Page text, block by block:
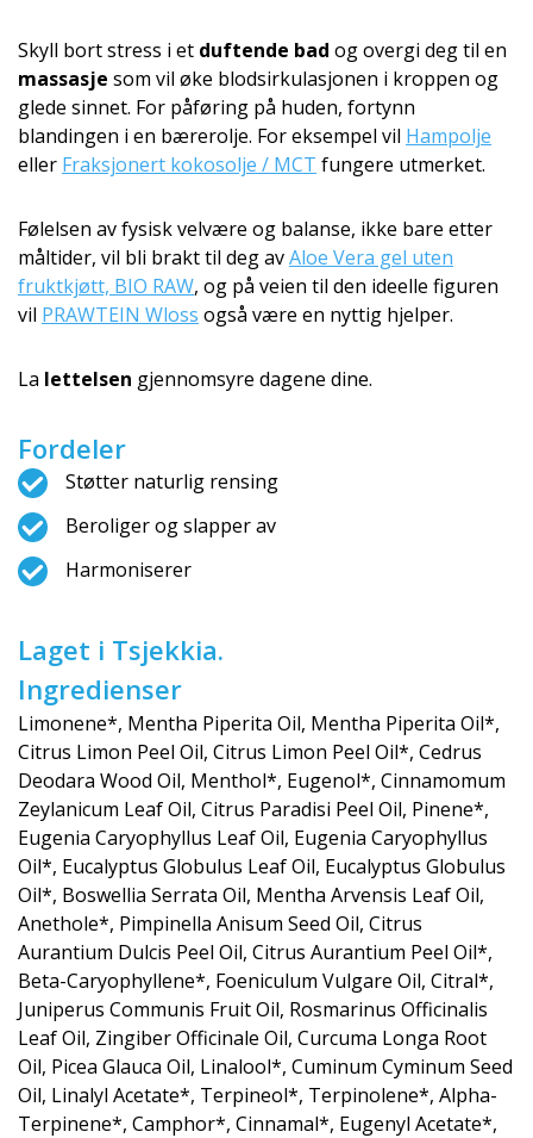
Skyll bort stress i et duftende bad og overgi deg til en
massasje som vil øke blodsirkulasjonen i kroppen og
glede sinnet. For påføring på huden, fortynn
blandingen i en bærerolje. For eksempel vil Hampolje
eller Fraksjonert kokosolje / MCT fungere utmerket.
Følelsen av fysisk velvære og balanse, ikke bare etter
måltider, vil bli brakt til deg avAloe Vera gel uten
fruktkjøtt, BIO RAW, og på veien til den ideelle figuren
vil PRAWTEIN Wloss også være en nyttig hjelper.
La lettelsen gjennomsyre dagene dine.
Fordeler
Støtter naturlig rensing
Beroliger og slapper av
Harmoniserer
Laget i Tsjekkia.
Ingredienser
Limonene*, Mentha Piperita Oil, Mentha Piperita Oil*,
Citrus Limon Peel Oil, Citrus Limon Peel Oil*, Cedrus
Deodara Wood Oil, Menthol*, Eugenol*, Cinnamomum
Zeylanicum Leaf Oil, Citrus Paradisi Peel Oil, Pinene*,
Eugenia Caryophyllus Leaf Oil, Eugenia Caryophyllus
Oil*, Eucalyptus Globulus Leaf Oil, Eucalyptus Globulus
Oil*, Boswellia Serrata Oil, Mentha Arvensis Leaf Oil,
Anethole*, Pimpinella Anisum Seed Oil, Citrus
Aurantium Dulcis Peel Oil, Citrus Aurantium Peel Oil*,
Beta-Caryophyllene*, Foeniculum Vulgare Oil, Citral*,
Juniperus Communis Fruit Oil, Rosmarinus Officinalis
Leaf Oil, Zingiber Officinale Oil, Curcuma Longa Root
Oil, Picea Glauca Oil, Linalool*, Cuminum Cyminum Seed
Oil, Linalyl Acetate*, Terpineol*, Terpinolene*, Alpha-
Terpinene*, Camphor*, Cinnamal*, Eugenyl Acetate*,